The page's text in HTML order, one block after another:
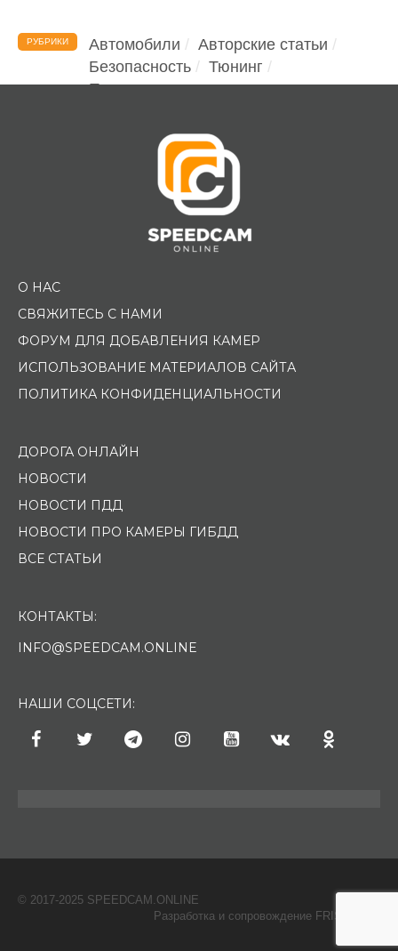
РУБРИКИ Автомобили
Авторские статьи
Безопасность
Тюнинг
Помощь водителю
О НАС
СВЯЖИТЕСЬ С НАМИ
ФОРУМ ДЛЯ ДОБАВЛЕНИЯ КАМЕР
ИСПОЛЬЗОВАНИЕ МАТЕРИАЛОВ САЙТА
ПОЛИТИКА КОНФИДЕНЦИАЛЬНОСТИ
ДОРОГА ОНЛАЙН
НОВОСТИ
НОВОСТИ ПДД
НОВОСТИ ПРО КАМЕРЫ ГИБДД
ВСЕ СТАТЬИ
КОНТАКТЫ:
INFO@SPEEDCAM.ONLINE
НАШИ СОЦСЕТИ:
© 2017-2025 SPEEDCAM.ONLINE
Разработка и сопровождение FRISH & С